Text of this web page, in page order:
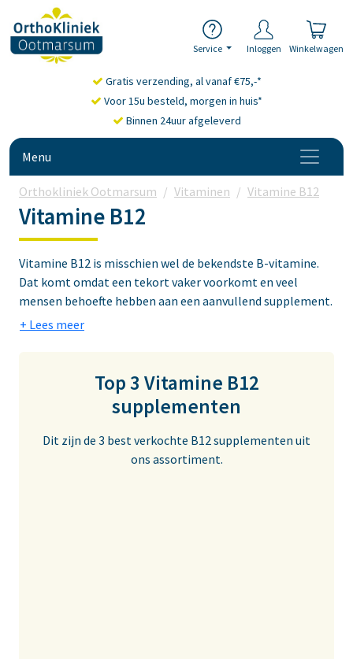
Service Inloggen Winkelwagen
Gratis verzending, al vanaf €75,-*
Voor 15u besteld, morgen in huis*
Binnen 24uur afgeleverd
Menu
Orthokliniek Ootmarsum Vitaminen Vitamine B12
Vitamine B12
Vitamine B12 is misschien wel de bekendste B-vitamine.
Dat komt omdat een tekort vaker voorkomt en veel
mensen behoefte hebben aan een aanvullend supplement.
Vitamine B12 is onder andere van belang voor de vorming
te maken uit voeding. Het is essentieel voor de
stofwisseling van koolhydraten en vetten.
Top 3 Vitamine B12
supplementen
Dit zijn de 3 best verkochte B12 supplementen uit
ons assortiment.